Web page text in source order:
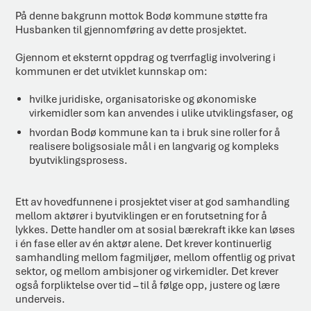
På denne bakgrunn mottok Bodø kommune støtte fra
Husbanken til gjennomføring av dette prosjektet.
Gjennom et eksternt oppdrag og tverrfaglig involvering i
kommunen er det utviklet kunnskap om:
hvilke juridiske, organisatoriske og økonomiske
virkemidler som kan anvendes i ulike utviklingsfaser, og
hvordan Bodø kommune kan ta i bruk sine roller for å
realisere boligsosiale mål i en langvarig og kompleks
byutviklingsprosess.
Ett av hovedfunnene i prosjektet viser at god samhandling
mellom aktører i byutviklingen er en forutsetning for å
lykkes. Dette handler om at sosial bærekraft ikke kan løses
i én fase eller av én aktør alene. Det krever kontinuerlig
samhandling mellom fagmiljøer, mellom offentlig og privat
sektor, og mellom ambisjoner og virkemidler. Det krever
også forpliktelse over tid – til å følge opp, justere og lære
underveis.